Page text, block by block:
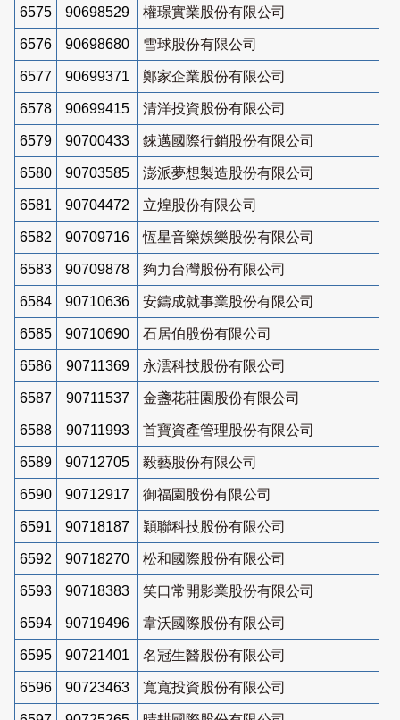
6575 90698529 權璟實業股份有限公司
6576 90698680 雪球股份有限公司
6577 90699371 鄭家企業股份有限公司
6578 90699415 清洋投資股份有限公司
6579 90700433 錸邁國際行銷股份有限公司
6580 90703585 澎派夢想製造股份有限公司
6581 90704472 立煌股份有限公司
6582 90709716 恆星音樂娛樂股份有限公司
6583 90709878 夠力台灣股份有限公司
6584 90710636 安鑄成就事業股份有限公司
6585 90710690 石居伯股份有限公司
6586 90711369 永澐科技股份有限公司
6587 90711537 金盞花莊園股份有限公司
6588 90711993 首寶資產管理股份有限公司
6589 90712705 毅藝股份有限公司
6590 90712917 御福園股份有限公司
6591 90718187 穎聯科技股份有限公司
6592 90718270 松和國際股份有限公司
6593 90718383 笑口常開影業股份有限公司
6594 90719496 韋沃國際股份有限公司
6595 90721401 名冠生醫股份有限公司
6596 90723463 寬寬投資股份有限公司